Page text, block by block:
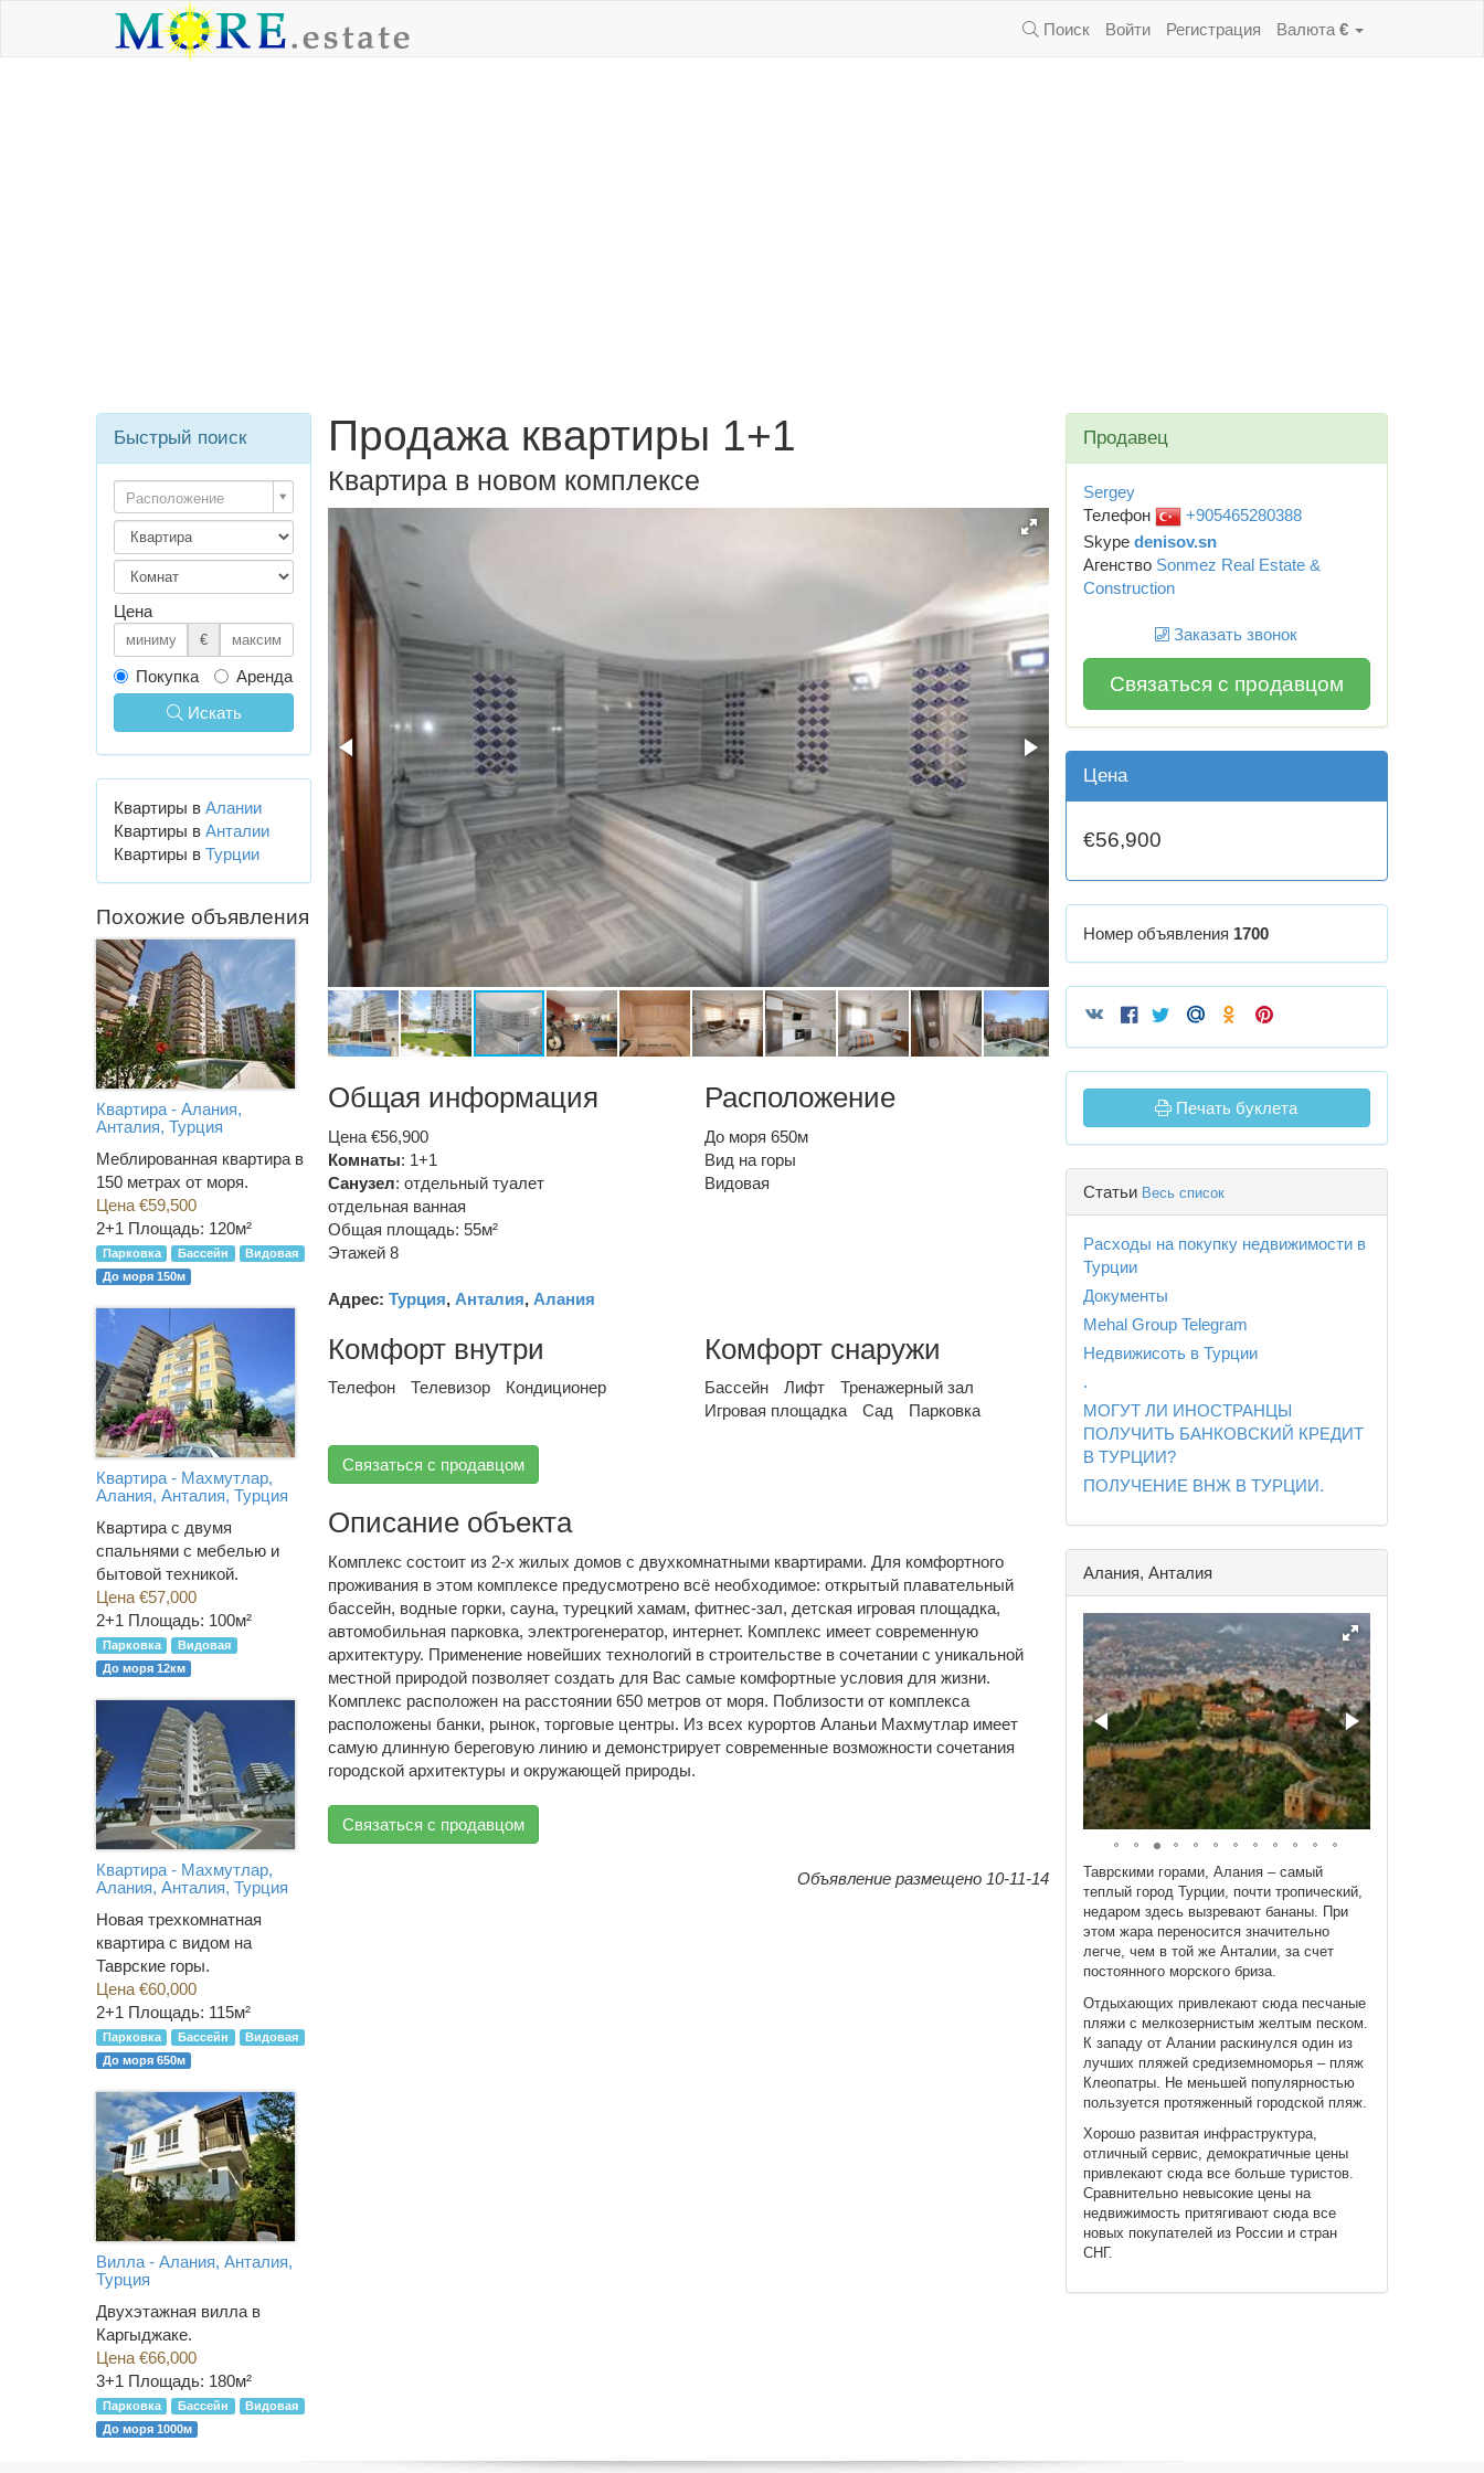
Поиск Войти Регистрация Валюта €
Продажа квартиры 1+1
Квартира в новом комплексе
Общая информация
Цена €56,900
Комнаты: 1+1
Санузел: отдельный туалет
отдельная ванная
Общая площадь: 55м²
Этажей 8
Адрес: Турция, Анталия, Алания
Расположение
До моря 650м
Вид на горы
Видовая
Комфорт внутри
Телефон Телевизор Кондиционер
Комфорт снаружи
Бассейн Лифт
Тренажерный зал
Игровая площадка
Сад Парковка
Связаться с продавцом
Описание объекта
Комплекс состоит из 2-х жилых домов с двухкомнатными квартирами. Для комфортного
проживания в этом комплексе предусмотрено всё необходимое: открытый плавательный
бассейн, водные горки, сауна, турецкий хамам, фитнес-зал, детская игровая площадка,
автомобильная парковка, электрогенератор, интернет. Комплекс имеет современную
архитектуру. Применение новейших технологий в строительстве в сочетании с уникальной
местной природой позволяет создать для Вас самые комфортные условия для жизни.
Комплекс расположен на расстоянии 650 метров от моря. Поблизости от комплекса
расположены банки, рынок, торговые центры. Из всех курортов Аланьи Махмутлар имеет
самую длинную береговую линию и демонстрирует современные возможности сочетания
городской архитектуры и окружающей природы.
Связаться с продавцом
Объявление размещено 10-11-14
Продавец
Sergey
Телефон
+905465280388
Skype denisov.sn
Агенство Sonmez Real Estate &
Construction
Заказать звонок
Связаться с продавцом
Цена
€56,900
Номер объявления 1700
Печать буклета
Статьи Весь список
Расходы на покупку недвижимости в
Турции
Документы
Mehal Group Telegram
Недвижисоть в Турции
.
МОГУТ ЛИ ИНОСТРАНЦЫ
ПОЛУЧИТЬ БАНКОВСКИЙ КРЕДИТ
В ТУРЦИИ?
ПОЛУЧЕНИЕ ВНЖ В ТУРЦИИ.
Алания, Анталия
Таврскими горами, Алания – самый
теплый город Турции, почти тропический,
недаром здесь вызревают бананы. При
этом жара переносится значительно
легче, чем в той же Анталии, за счет
постоянного морского бриза.
Отдыхающих привлекают сюда песчаные
пляжи с мелкозернистым желтым песком.
К западу от Алании раскинулся один из
лучших пляжей средиземноморья – пляж
Клеопатры. Не меньшей популярностью
пользуется протяженный городской пляж.
Хорошо развитая инфраструктура,
отличный сервис, демократичные цены
привлекают сюда все больше туристов.
Сравнительно невысокие цены на
недвижимость притягивают сюда все
новых покупателей из России и стран
СНГ.
Быстрый поиск
Расположение
Цена
€
Покупка
Аренда
Искать
Квартиры в Алании
Квартиры в Анталии
Квартиры в Турции
Похожие объявления
Квартира - Алания,
Анталия, Турция
Меблированная квартира в
150 метрах от моря.
Цена €59,500
2+1 Площадь: 120м²
Парковка Бассейн
Видовая
До моря 150м
Квартира - Махмутлар,
Алания, Анталия, Турция
Квартира с двумя
спальнями с мебелью и
бытовой техникой.
Цена €57,000
2+1 Площадь: 100м²
Парковка
Видовая
До моря 12км
Квартира - Махмутлар,
Алания, Анталия, Турция
Новая трехкомнатная
квартира с видом на
Таврские горы.
Цена €60,000
2+1 Площадь: 115м²
Парковка Бассейн
Видовая
До моря 650м
Вилла - Алания, Анталия,
Турция
Двухэтажная вилла в
Каргыджаке.
Цена €66,000
3+1 Площадь: 180м²
Парковка Бассейн
Видовая
До моря 1000м